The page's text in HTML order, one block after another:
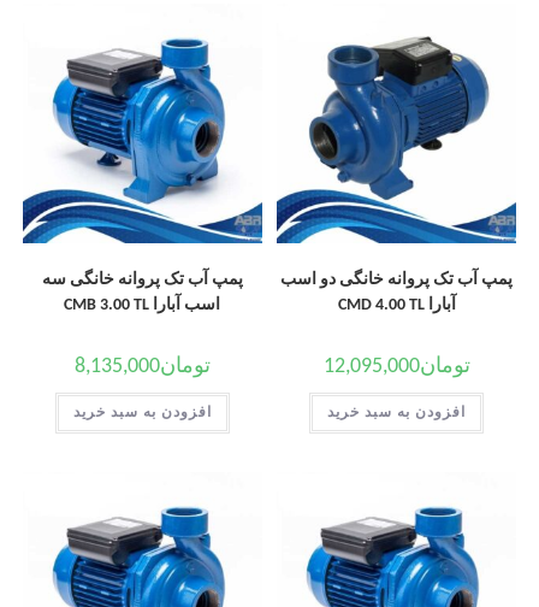
پمپ آب تک پروانه خانگی دو اسب
آبارا CMD 4.00 TL
تومان12,095,000
افزودن به سبد خرید
پمپ آب تک پروانه خانگی سه
اسب آبارا CMB 3.00 TL
تومان8,135,000
افزودن به سبد خرید